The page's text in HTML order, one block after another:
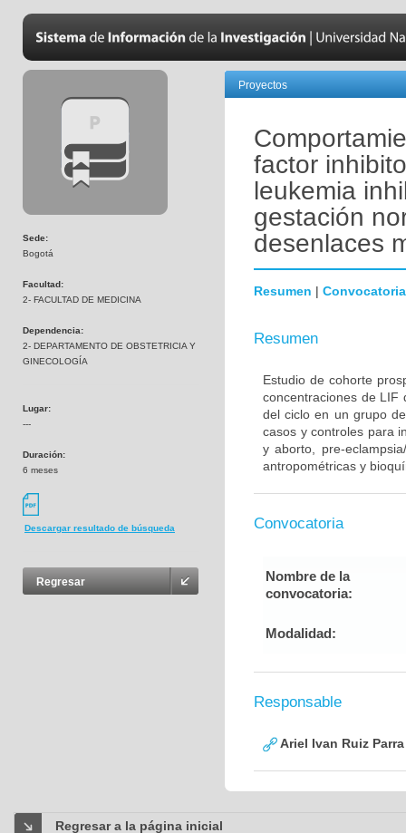
Sede:
Bogotá
Facultad:
2- FACULTAD DE MEDICINA
Dependencia:
2- DEPARTAMENTO DE OBSTETRICIA Y
GINECOLOGÍA
Lugar:
---
Duración:
6 meses
Descargar resultado de búsqueda
Regresar
Proyectos
factor
leukemia
gestación
desenlaces
Resumen | Convocatoria
Resumen
Estudio de cohorte
concentraciones de LIF
del ciclo en un grupo
casos y controles para
y aborto, pre-
antropométricas y
Convocatoria
Nombre de la
convocatoria:
Modalidad:
Responsable
Ariel Ivan Ruiz Parra
Regresar a la página inicial